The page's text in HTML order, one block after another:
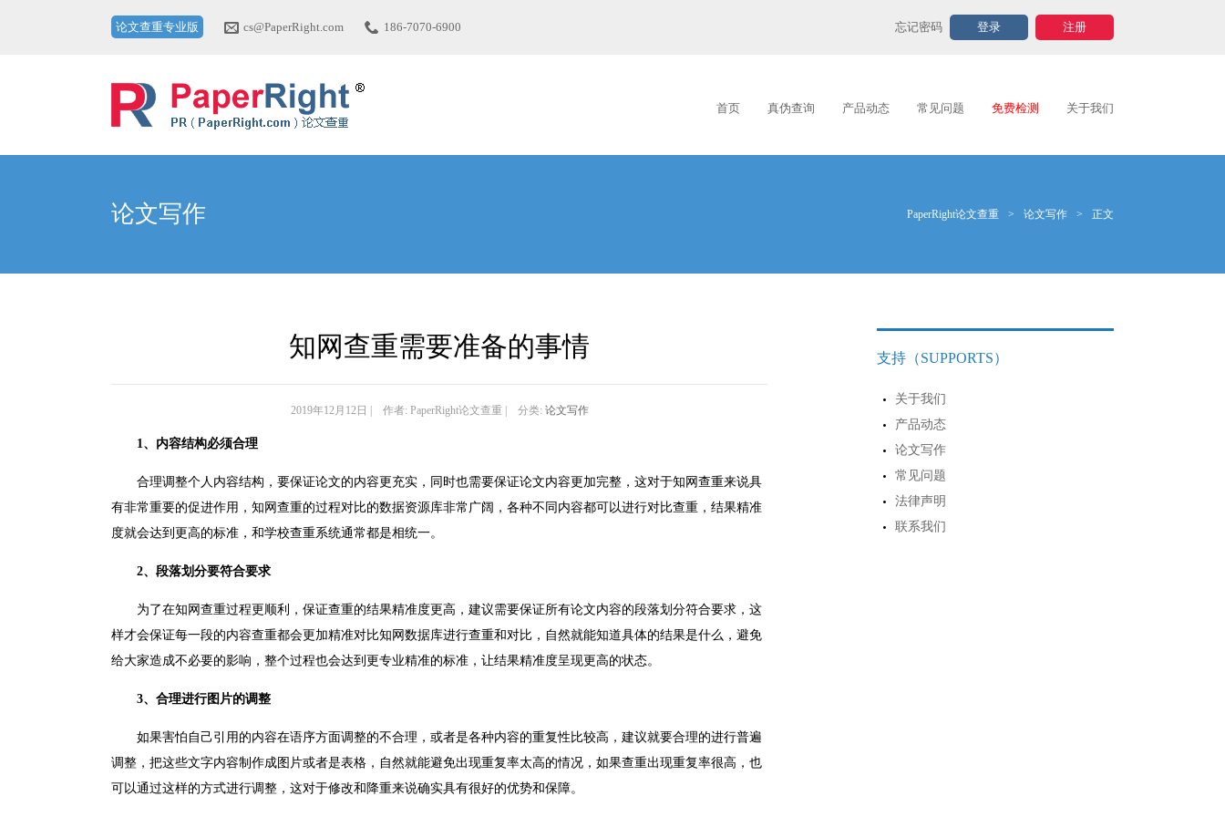
论文查重专业版 cs@PaperRight.com 186-7070-6900 忘记密码 登录 注册
首页 真伪查询 产品动态 常见问题 免费检测 关于我们
论文写作 PaperRight论文查重 > 论文写作 > 正文
知网查重需要准备的事情
2019年12月12日 | 作者: PaperRight论文查重 | 分类: 论文写作
1、内容结构必须合理
合理调整个人内容结构，要保证论文的内容更充实，同时也需要保证论文内容更加完整，这对于知网查重来说具
有非常重要的促进作用，知网查重的过程对比的数据资源库非常广阔，各种不同内容都可以进行对比查重，结果精准
度就会达到更高的标准，和学校查重系统通常都是相统一。
2、段落划分要符合要求
为了在知网查重过程更顺利，保证查重的结果精准度更高，建议需要保证所有论文内容的段落划分符合要求，这
样才会保证每一段的内容查重都会更加精准对比知网数据库进行查重和对比，自然就能知道具体的结果是什么，避免
给大家造成不必要的影响，整个过程也会达到更专业精准的标准，让结果精准度呈现更高的状态。
3、合理进行图片的调整
如果害怕自己引用的内容在语序方面调整的不合理，或者是各种内容的重复性比较高，建议就要合理的进行普遍
调整，把这些文字内容制作成图片或者是表格，自然就能避免出现重复率太高的情况，如果查重出现重复率很高，也
可以通过这样的方式进行调整，这对于修改和降重来说确实具有很好的优势和保障。
支持（SUPPORTS）
关于我们
产品动态
论文写作
常见问题
法律声明
联系我们